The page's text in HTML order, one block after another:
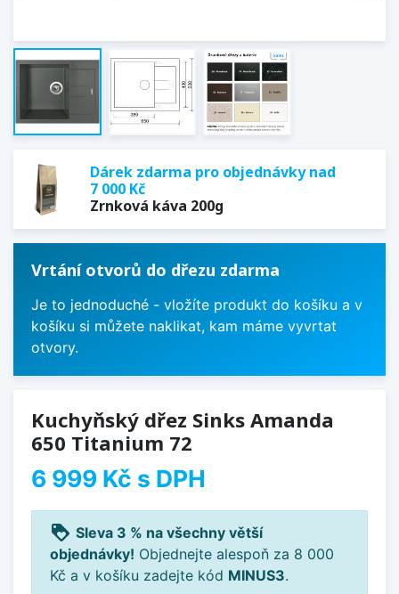
Dárek zdarma pro objednávky nad
7 000 Kč
Zrnková káva 200g
Vrtání otvorů do dřezu zdarma
Je to jednoduché - vložíte produkt do košíku a v
košíku si můžete naklikat, kam máme vyvrtat
otvory.
Kuchyňský dřez Sinks Amanda
650 Titanium 72
6 999 Kč s DPH
loyalty Sleva 3 % na všechny větší
objednávky! Objednejte alespoň za 8 000
Kč a v košíku zadejte kód MINUS3.